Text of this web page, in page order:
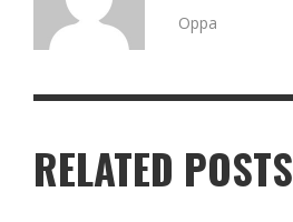
Oppa
RELATED POSTS